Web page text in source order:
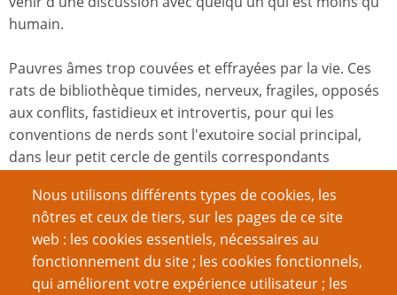
humain.
Pauvres âmes trop couvées et effrayées par la vie. Ces
rats de bibliothèque timides, nerveux, fragiles, opposés
aux conflits, fastidieux et introvertis, pour qui les
conventions de nerds sont l'exutoire social principal,
dans leur petit cercle de gentils correspondants
pas lu ou n'ont pas compris. Ils ne reconnaissent pas la
nature du dégoût qu'ils ressentent pour ce qu'il est,
alors qu'ils ont ses conséquences proprement
personnifiées dans les archives historiques.
Nous utilisons différents types de cookies, les
nôtres et ceux de tiers, sur les pages de ce site
web : les cookies essentiels, nécessaires au
fonctionnement du site ; les cookies fonctionnels,
qui améliorent votre expérience utilisateur ; les